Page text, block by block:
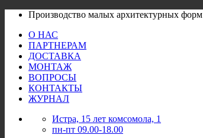
Skip
content
Производство малых архитектурных форм
О НАС
ПАРТНЕРАМ
ДОСТАВКА
МОНТАЖ
ВОПРОСЫ
КОНТАКТЫ
ЖУРНАЛ
Истра, 15 лет комсомола, 1
пн-пт 09.00-18.00